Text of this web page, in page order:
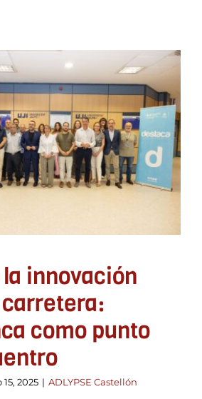
la innovación
la carretera:
como punto de
ADLYPSE Castellón
innovación
como punto
2025 | ADLYPSE Castellón